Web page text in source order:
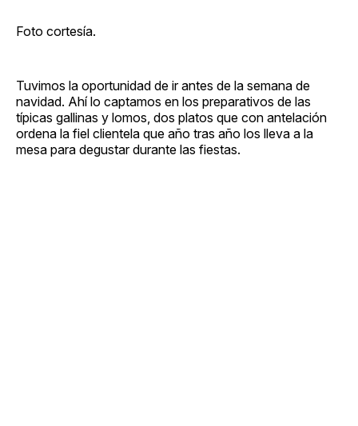
Foto cortesía.
Tuvimos la oportunidad de ir antes de la semana de
navidad. Ahí lo captamos en los preparativos de las
típicas gallinas y lomos, dos platos que con antelación
ordena la fiel clientela que año tras año los lleva a la
mesa para degustar durante las fiestas.